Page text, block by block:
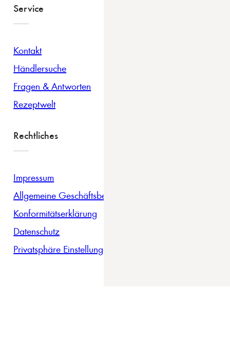
Service
Kontakt
Händlersuche
Fragen & Antworten
Rezeptwelt
Rechtliches
Impressum
Allgemeine Geschäftsbedingungen
Konformitätserklärung
Datenschutz
Privatsphäre Einstellungen